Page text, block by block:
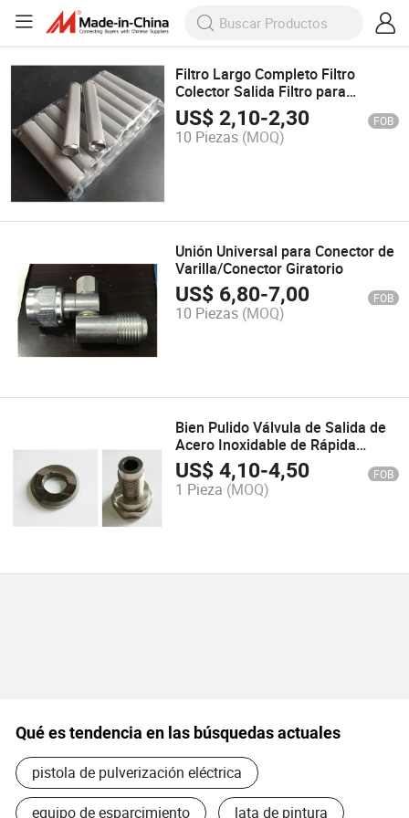
Filtro Largo Completo Filtro
Colector Salida Filtro para
Tanque de Acumulación 100
Malla Doble Capa
US$2,10-2,30 FOB
10 Piezas (MOQ)
Unión Universal para Conector de
Varilla/Conector Giratorio
US$ 6,80-7,00 FOB
10 Piezas (MOQ)
Bien Pulido Válvula de Salida de
Acero Inoxidable de Rápida
Reensamblaje para 690
US$4,10-4,50 FOB
1 Pieza (MOQ)
Qué es tendencia en las búsquedas actuales
pistola de pulverización eléctrica
equipo de esparcimiento lata de pintura